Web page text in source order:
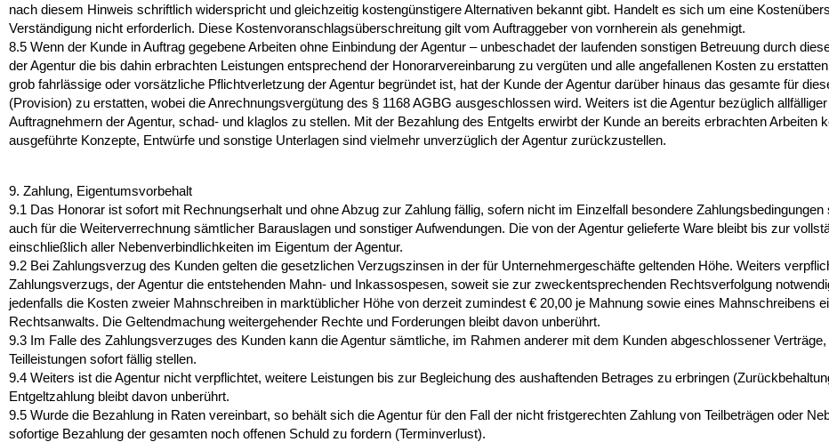
nach diesem Hinweis schriftlich widerspricht und gleichzeitig kostengünstigere Alternativen bekannt gibt. Handelt es sich um eine
Verständigung nicht erforderlich. Diese Kostenvoranschlagsüberschreitung gilt vom Auftraggeber von vornherein als genehmigt.
8.5 Wenn der Kunde in Auftrag gegebene Arbeiten ohne Einbindung der Agentur – unbeschadet der laufenden sonstigen Betreuung durch
der Agentur die bis dahin erbrachten Leistungen entsprechend der Honorarvereinbarung zu vergüten und alle angefallenen Kosten zu
grob fahrlässige oder vorsätzliche Pflichtverletzung der Agentur begründet ist, hat der Kunde der Agentur darüber hinaus das gesamte für
(Provision) zu erstatten, wobei die Anrechnungsvergütung des § 1168 AGBG ausgeschlossen wird. Weiters ist die Agentur bezüglich
Auftragnehmern der Agentur, schad- und klaglos zu stellen. Mit der Bezahlung des Entgelts erwirbt der Kunde an bereits erbrachten Arbeiten
ausgeführte Konzepte, Entwürfe und sonstige Unterlagen sind vielmehr unverzüglich der Agentur zurückzustellen.
9. Zahlung, Eigentumsvorbehalt
9.1 Das Honorar ist sofort mit Rechnungserhalt und ohne Abzug zur Zahlung fällig, sofern nicht im Einzelfall besondere
auch für die Weiterverrechnung sämtlicher Barauslagen und sonstiger Aufwendungen. Die von der Agentur gelieferte Ware bleibt bis zur
einschließlich aller Nebenverbindlichkeiten im Eigentum der Agentur.
9.2 Bei Zahlungsverzug des Kunden gelten die gesetzlichen Verzugszinsen in der für Unternehmergeschäfte geltenden Höhe. Weiters
Zahlungsverzugs, der Agentur die entstehenden Mahn- und Inkassospesen, soweit sie zur zweckentsprechenden Rechtsverfolgung
jedenfalls die Kosten zweier Mahnschreiben in marktüblicher Höhe von derzeit zumindest € 20,00 je Mahnung sowie eines Mahnschreibens
Rechtsanwalts. Die Geltendmachung weitergehender Rechte und Forderungen bleibt davon unberührt.
9.3 Im Falle des Zahlungsverzuges des Kunden kann die Agentur sämtliche, im Rahmen anderer mit dem Kunden abgeschlossener
Teilleistungen sofort fällig stellen.
9.4 Weiters ist die Agentur nicht verpflichtet, weitere Leistungen bis zur Begleichung des aushaftenden Betrages zu erbringen
Entgeltzahlung bleibt davon unberührt.
9.5 Wurde die Bezahlung in Raten vereinbart, so behält sich die Agentur für den Fall der nicht fristgerechten Zahlung von Teilbeträgen oder
sofortige Bezahlung der gesamten noch offenen Schuld zu fordern (Terminverlust).